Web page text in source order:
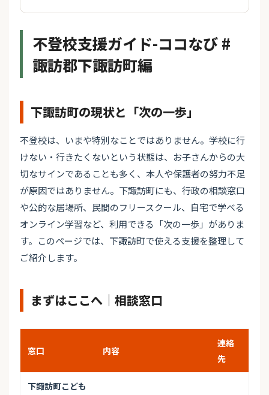
不登校支援ガイド-ココなび #
諏訪郡下諏訪町編
下諏訪町の現状と「次の一歩」
不登校は、いまや特別なことではありません。学校に行
けない・行きたくないという状態は、お子さんからの大
切なサインであることも多く、本人や保護者の努力不足
が原因ではありません。下諏訪町にも、行政の相談窓口
や公的な居場所、民間のフリースクール、自宅で学べる
オンライン学習など、利用できる「次の一歩」がありま
す。このページでは、下諏訪町で使える支援を整理して
ご紹介します。
まずはここへ｜相談窓口
窓口 内容
連絡
先
下諏訪町こども